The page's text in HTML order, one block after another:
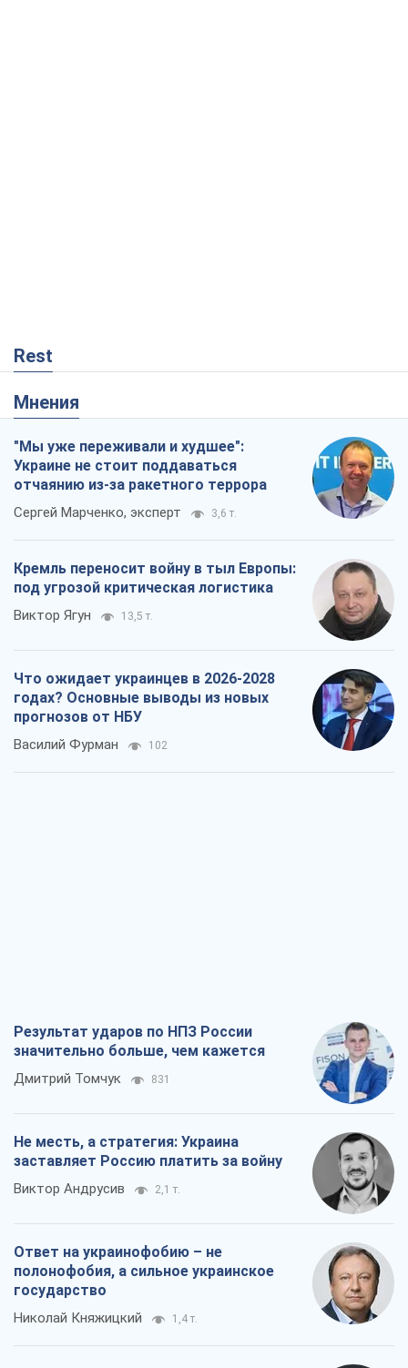
Rest
Мнения
"Мы уже переживали и худшее":
Украине не стоит поддаваться
отчаянию из-за ракетного террора
Сергей Марченко, эксперт 3,6 т.
Кремль переносит войну в тыл Европы:
под угрозой критическая логистика
Виктор Ягун 13,5 т.
Что ожидает украинцев в 2026-2028
годах? Основные выводы из новых
прогнозов от НБУ
Василий Фурман 102
Результат ударов по НПЗ России
значительно больше, чем кажется
Дмитрий Томчук 831
Не месть, а стратегия: Украина
заставляет Россию платить за войну
Виктор Андрусив 2,1 т.
Ответ на украинофобию – не
полонофобия, а сильное украинское
государство
Николай Княжицкий 1,4 т.